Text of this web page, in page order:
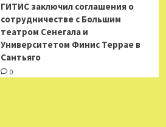
ГИТИС заключил соглашения о
сотрудничестве с Большим
театром Сенегала и
Университетом Финис Террае в
Сантьяго
0